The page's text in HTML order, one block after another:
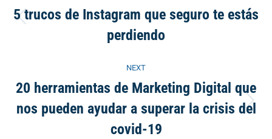
navigation
Previous
post:
5 trucos de Instagram que seguro te estás
perdiendo
NEXT
Next
post:
20 herramientas de Marketing Digital que
nos pueden ayudar a superar la crisis del
covid-19